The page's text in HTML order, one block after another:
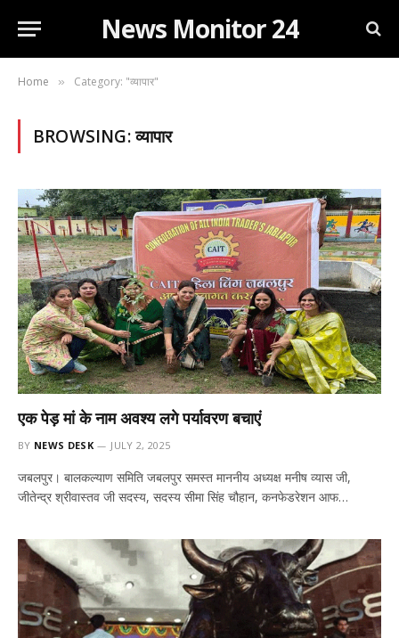
News Monitor 24
Home » Category: "व्यापार"
BROWSING:व्यापार
एक पेड़ मां के नाम अवश्य लगे पर्यावरण बचाएं
BY NEWS DESK JULY 2, 2025
जबलपुर। बालकल्याण समिति जबलपुर समस्त माननीय अध्यक्ष मनीष व्यास जी,
जीतेन्द्र श्रीवास्तव जी सदस्य, सदस्य सीमा सिंह चौहान, कनफेडरेशन आफ…